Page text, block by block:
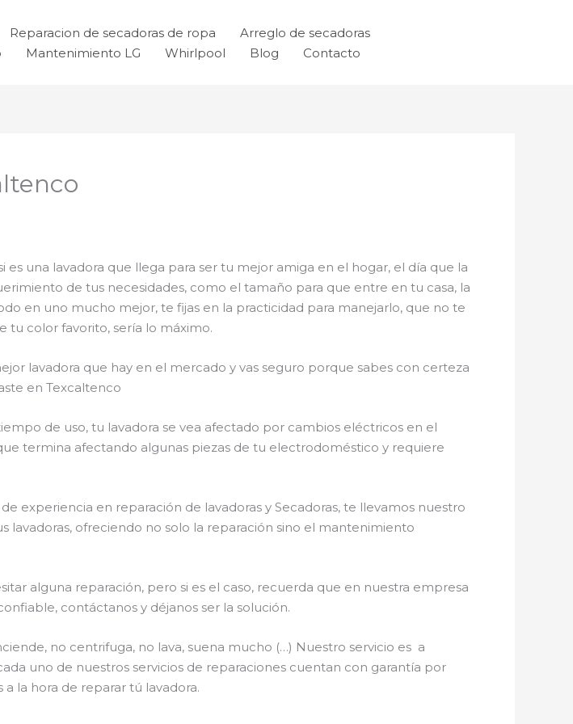
Reparacion de secadoras de ropa
Arreglo de secadoras
Mantenimiento LG Whirlpool Blog Contacto
una lavadora que llega para ser tu mejor amiga en el hogar, el día que la
de tus necesidades, como el tamaño para que entre en tu casa, la
en uno mucho mejor, te fijas en la practicidad para manejarlo, que no te
tu color favorito, sería lo máximo.
lavadora que hay en el mercado y vas seguro porque sabes con certeza
en Texcaltenco
de uso, tu lavadora se vea afectado por cambios eléctricos en el
termina afectando algunas piezas de tu electrodoméstico y requiere
experiencia en reparación de lavadoras y Secadoras, te llevamos nuestro
lavadoras, ofreciendo no solo la reparación sino el mantenimiento
alguna reparación, pero si es el caso, recuerda que en nuestra empresa
contáctanos y déjanos ser la solución.
no centrifuga, no lava, suena mucho (…) Nuestro servicio es a
uno de nuestros servicios de reparaciones cuentan con garantía por
la hora de reparar tú lavadora.